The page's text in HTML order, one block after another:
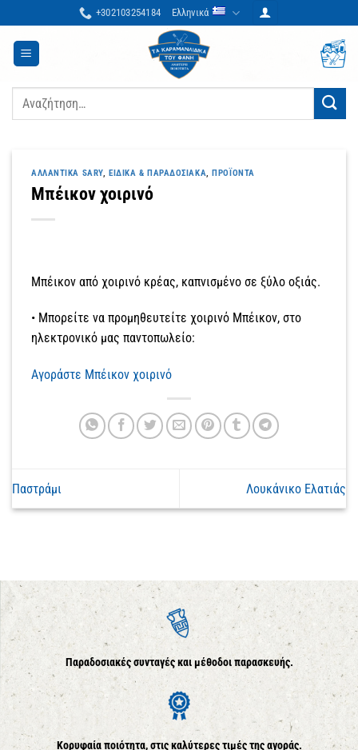
στο
περιεχόμενο
+302103254184 Ελληνικά
Αναζήτηση
ΑΛΛΑΝΤΙΚΆ SARY, ΕΙΔΙΚΆ & ΠΑΡΑΔΟΣΙΑΚΆ,ΠΡΟΪΌΝΤΑ
Μπέικον χοιρινό
Μπέικον από χοιρινό κρέας, καπνισμένο σε ξύλο οξιάς.
• Μπορείτε να προμηθευτείτε χοιρινό Μπέικον, στο
ηλεκτρονικό μας παντοπωλείο:
Αγοράστε Μπέικον χοιρινό
Παστράμι Λουκάνικο Ελατιάς
Παραδοσιακές συνταγές και μέθοδοι παρασκευής.
Κορυφαία ποιότητα, στις καλύτερες τιμές της αγοράς.